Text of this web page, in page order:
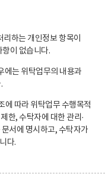
하는 개인정보 항목이
이 없습니다.
에는 위탁업무의 내용과
에 따라 위탁업무 수행목적
한, 수탁자에 대한 관리·
서에 명시하고, 수탁자가
다.